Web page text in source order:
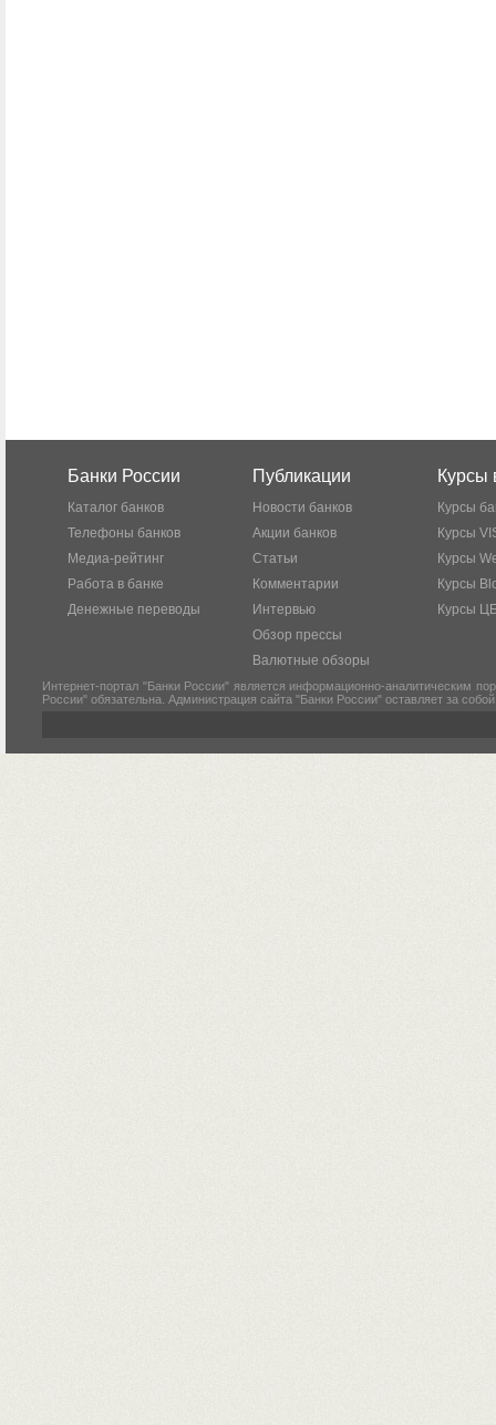
Банки России
Каталог банков
Телефоны банков
Медиа-рейтинг
Работа в банке
Денежные переводы
Публикации
Новости банков
Акции банков
Статьи
Комментарии
Интервью
Обзор прессы
Валютные обзоры
Курсы
Курсы
Курсы
Курсы
Курсы
Курсы
Интернет-портал "Банки России" является информационно-аналитическим
России" обязательна. Администрация сайта "Банки России" оставляет за